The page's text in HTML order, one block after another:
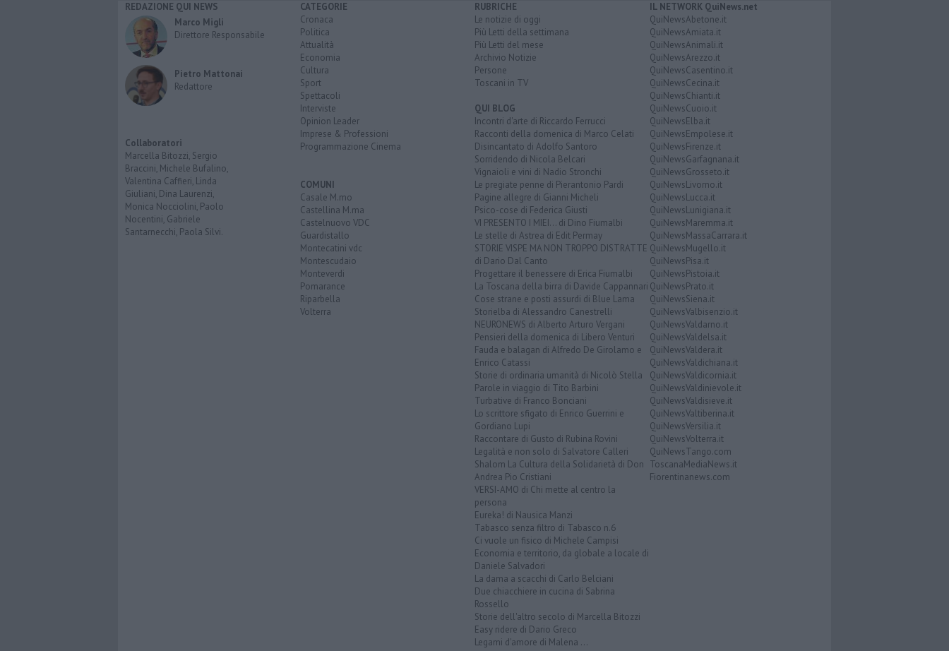
REDAZIONE QUI NEWS
Marco Migli
Direttore Responsabile
Pietro Mattonai
Redattore
Collaboratori
Marcella Bitozzi, Sergio
Braccini, Michele Bufalino,
Valentina Caffieri, Linda
Giuliani, Dina Laurenzi,
Monica Nocciolini, Paolo
Nocentini, Gabriele
Santarnecchi, Paola Silvi.
CATEGORIE
Cronaca
Politica
Attualità
Economia
Cultura
Sport
Spettacoli
Interviste
Opinion Leader
Imprese & Professioni
Programmazione Cinema
COMUNI
Casale M.mo
Castellina M.ma
Castelnuovo VDC
Guardistallo
Montecatini vdc
Montescudaio
Monteverdi
Pomarance
Riparbella
Volterra
RUBRICHE
Le notizie di oggi
Più Letti della settimana
Più Letti del mese
Archivio Notizie
Persone
Toscani in TV
QUI BLOG
Incontri d'arte di Riccardo Ferrucci
Racconti della domenica di Marco Celati
Disincantato di Adolfo Santoro
Sorridendo di Nicola Belcari
Vignaioli e vini di Nadio Stronchi
Le pregiate penne di Pierantonio Pardi
Pagine allegre di Gianni Micheli
Psico-cose di Federica Giusti
VI PRESENTO I MIEI... di Dino Fiumalbi
Le stelle di Astrea di Edit Permay
STORIE VISPE MA NON TROPPO DISTRATTE
di Dario Dal Canto
Progettare il benessere di Erica Fiumalbi
La Toscana della birra di Davide Cappannari
Cose strane e posti assurdi di Blue Lama
Storielba di Alessandro Canestrelli
NEURONEWS di Alberto Arturo Vergani
Pensieri della domenica di Libero Venturi
Fauda e balagan di Alfredo De Girolamo e
Enrico Catassi
Storie di ordinaria umanità di Nicolò Stella
Parole in viaggio di Tito Barbini
Turbative di Franco Bonciani
Lo scrittore sfigato di Enrico Guerrini e
Gordiano Lupi
Raccontare di Gusto di Rubina Rovini
Legalità e non solo di Salvatore Calleri
Shalom La Cultura della Solidarietà di Don
Andrea Pio Cristiani
VERSI-AMO di Chi mette al centro la
persona
Eureka! di Nausica Manzi
Tabasco senza filtro di Tabasco n.6
Ci vuole un fisico di Michele Campisi
Economia e territorio, da globale a locale di
Daniele Salvadori
La dama a scacchi di Carlo Belciani
Due chiacchiere in cucina di Sabrina
Rossello
Storie dell'altro secolo di Marcella Bitozzi
Easy ridere di Dario Greco
Legami d'amore di Malena ...
IL NETWORK QuiNews.net
QuiNewsAbetone.it
QuiNewsAmiata.it
QuiNewsAnimali.it
QuiNewsArezzo.it
QuiNewsCasentino.it
QuiNewsCecina.it
QuiNewsChianti.it
QuiNewsCuoio.it
QuiNewsElba.it
QuiNewsEmpolese.it
QuiNewsFirenze.it
QuiNewsGarfagnana.it
QuiNewsGrosseto.it
QuiNewsLivorno.it
QuiNewsLucca.it
QuiNewsLunigiana.it
QuiNewsMaremma.it
QuiNewsMassaCarrara.it
QuiNewsMugello.it
QuiNewsPisa.it
QuiNewsPistoia.it
QuiNewsPrato.it
QuiNewsSiena.it
QuiNewsValbisenzio.it
QuiNewsValdarno.it
QuiNewsValdelsa.it
QuiNewsValdera.it
QuiNewsValdichiana.it
QuiNewsValdicornia.it
QuiNewsValdinievole.it
QuiNewsValdisieve.it
QuiNewsValtiberina.it
QuiNewsVersilia.it
QuiNewsVolterra.it
QuiNewsTango.com
ToscanaMediaNews.it
Fiorentinanews.com